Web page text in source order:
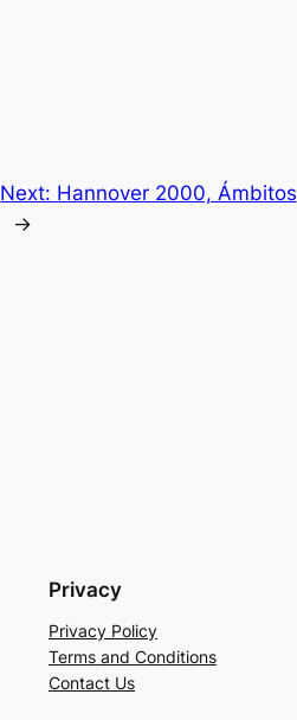
Next: Hannover 2000, Ámbitos
→
Privacy
Privacy Policy
Terms and Conditions
Contact Us